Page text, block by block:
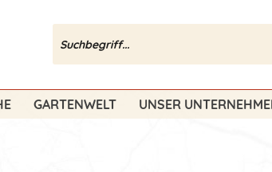
GARTENWELT UNSER